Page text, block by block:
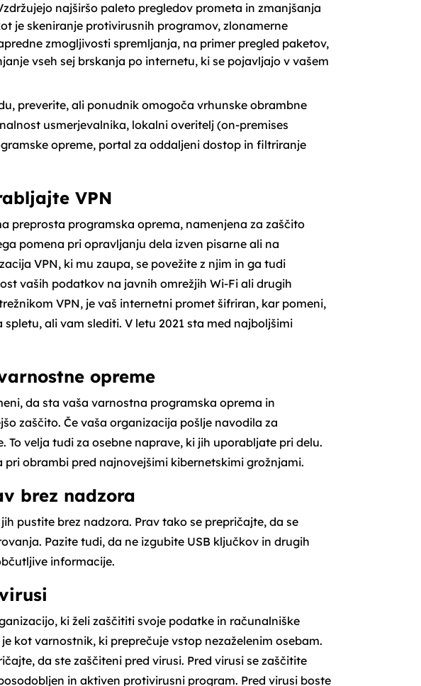
najširšo paleto pregledov prometa in zmanjšanja
je skeniranje protivirusnih programov, zlonamerne
zmogljivosti spremljanja, na primer pregled paketov,
vseh sej brskanja po internetu, ki se pojavljajo v vašem
preverite, ali ponudnik omogoča vrhunske obrambne
usmerjevalnika, lokalni overitelj (on-premises
opreme, portal za oddaljeni dostop in filtriranje
VPN
preprosta programska oprema, namenjena za zaščito
pomena pri opravljanju dela izven pisarne ali na
VPN, ki mu zaupa, se povežite z njim in ga tudi
vaših podatkov na javnih omrežjih Wi-Fi ali drugih
VPN, je vaš internetni promet šifriran, kar pomeni,
ali vam slediti. V letu 2021 sta med najboljšimi
opreme
da sta vaša varnostna programska oprema in
zaščito. Če vaša organizacija pošlje navodila za
velja tudi za osebne naprave, ki jih uporabljate pri delu.
obrambi pred najnovejšimi kibernetskimi grožnjami.
brez nadzora
pustite brez nadzora. Prav tako se prepričajte, da se
Pazite tudi, da ne izgubite USB ključkov in drugih
informacije.
ki želi zaščititi svoje podatke in računalniške
kot varnostnik, ki preprečuje vstop nezaželenim osebam.
da ste zaščiteni pred virusi. Pred virusi se zaščitite
in aktiven protivirusni program. Pred virusi boste